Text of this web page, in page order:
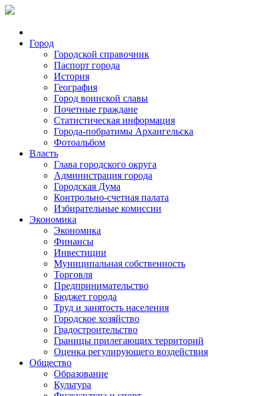
Город
Городской справочник
Паспорт города
История
География
Город воинской славы
Почетные граждане
Статистическая информация
Города-побратимы Архангельска
Фотоальбом
Власть
Глава городского округа
Администрация города
Городская Дума
Контрольно-счетная палата
Избирательные комиссии
Экономика
Экономика
Финансы
Инвестиции
Муниципальная собственность
Торговля
Предпринимательство
Бюджет города
Труд и занятость населения
Городское хозяйство
Градостроительство
Границы прилегающих территорий
Оценка регулирующего воздействия
Общество
Образование
Культура